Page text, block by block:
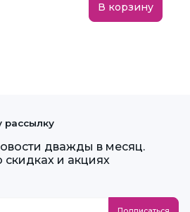
В корзину
рассылку
дважды в месяц.
и акциях